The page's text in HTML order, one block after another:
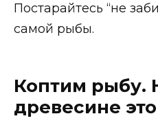
Постарайтесь “не
самой рыбы.
Коптим рыбу.
древесине